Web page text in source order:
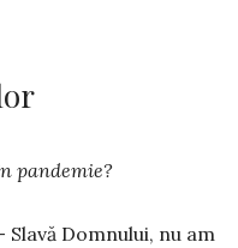
pandemie?
Slavă Domnului, nu am